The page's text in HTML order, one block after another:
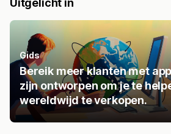
Uitgelicht in
Gids
Bereik meer klanten met
zijn ontworpen om je te
wereldwijd te verkopen.